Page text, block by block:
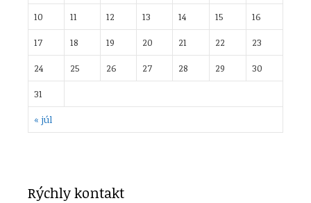
« júl
10
11 12 13 14 15
16
17
18 19 20 21 22
23
24
25 26 27 28 29
30
31
Rýchly kontakt